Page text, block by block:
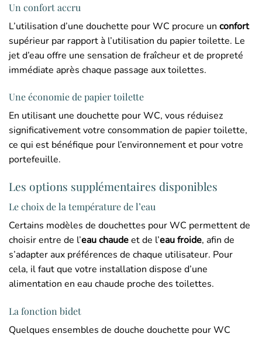
Un confort accru
L’utilisation d’une douchette pour WC procure un confort
supérieur par rapport à l’utilisation du papier toilette. Le
jet d’eau offre une sensation de fraîcheur et de propreté
immédiate après chaque passage aux toilettes.
Une économie de papier toilette
En utilisant une douchette pour WC, vous réduisez
significativement votre consommation de papier toilette,
ce qui est bénéfique pour l’environnement et pour votre
portefeuille.
Les options supplémentaires disponibles
Le choix de la température de l’eau
Certains modèles de douchettes pour WC permettent de
choisir entre de l’eau chaudeet de l’eau froide, afin de
s’adapter aux préférences de chaque utilisateur. Pour
cela, il faut que votre installation dispose d’une
alimentation en eau chaude proche des toilettes.
La fonction bidet
Quelques ensembles de douche douchette pour WC